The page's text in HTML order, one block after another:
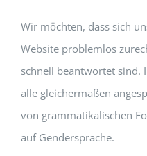
Wir möchten, dass sich
Website problemlos
schnell beantwortet sind.
alle gleichermaßen
von grammatikalischen
auf Gendersprache.